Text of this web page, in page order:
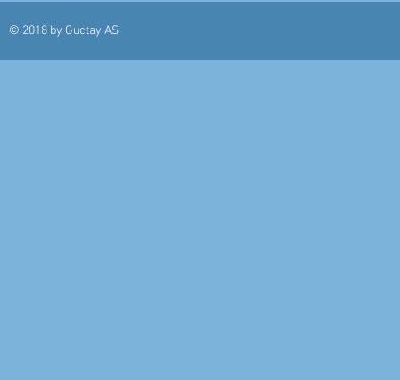
© 2018 by Guctay AS